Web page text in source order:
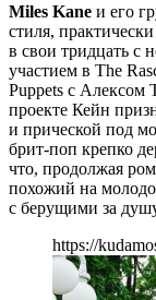
Miles Kane и его
стиля,
в свои тридцать с
участием в The
Puppets с Алексом
проекте Кейн
и прической под
брит-поп крепко
что, продолжая
похожий на
с берущими за
https://